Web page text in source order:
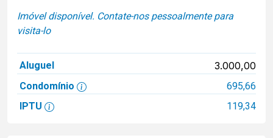
Imóvel disponível. Contate-nos pessoalmente para
visita-lo
Aluguel 3.000,00
Condomínio
695,66
IPTU
119,34